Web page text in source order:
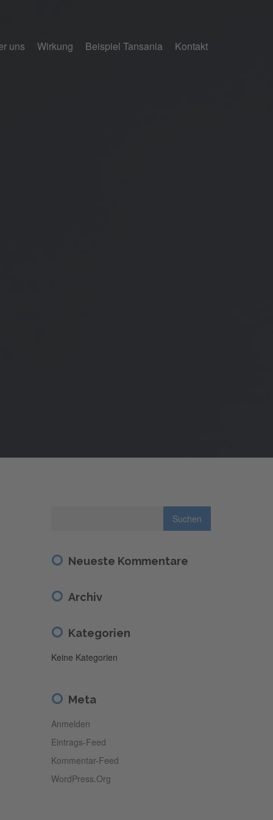
uns Wirkung Beispiel Tansania Kontakt
Neueste Kommentare
Archiv
Kategorien
Keine Kategorien
Meta
Anmelden
Eintrags-Feed
Kommentar-Feed
WordPress.org